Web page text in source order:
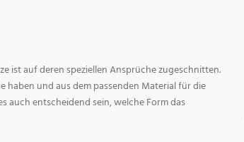
ist auf deren speziellen Ansprüche zugeschnitten.
haben und aus dem passenden Material für die
auch entscheidend sein, welche Form das